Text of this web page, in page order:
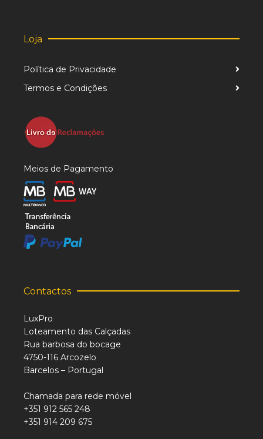
Loja
Política de Privacidade
Termos e Condições
Meios de Pagamento
Contactos
LuxPro
Loteamento das Calçadas
Rua barbosa do bocage
4750-116 Arcozelo
Barcelos – Portugal
Chamada para rede móvel
+351 912 565 248
+351 914 209 675